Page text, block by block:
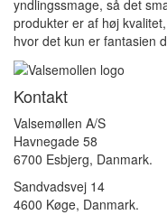
yndlingssmage, så det
produkter er af høj
hvor det kun er fantasien
Kontakt
Valsemøllen A/S
Havnegade 58
6700 Esbjerg, Danmark.
Sandvadsvej 14
4600 Køge, Danmark.